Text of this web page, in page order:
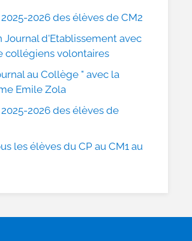
2026 des élèves de CM2
Journal d'Etablissement avec
collégiens volontaires
au Collège " avec la
Emile Zola
2026 des élèves de
les élèves du CP au CM1 au